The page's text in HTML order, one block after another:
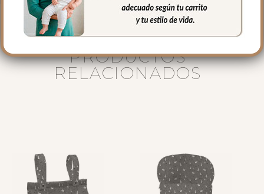
PRODUCTOS
RELACIONADOS